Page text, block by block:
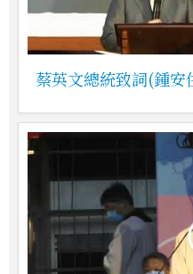
蔡英文總統致詞(鍾安